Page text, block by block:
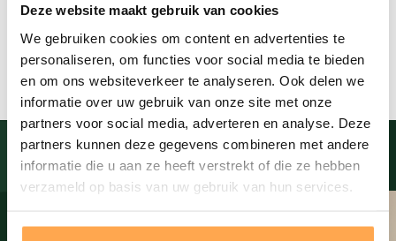
Deze website maakt gebruik van cookies
We gebruiken cookies om content en advertenties te
personaliseren, om functies voor social media te bieden
en om ons websiteverkeer te analyseren. Ook delen we
informatie over uw gebruik van onze site met onze
partners voor social media, adverteren en analyse. Deze
partners kunnen deze gegevens combineren met andere
informatie die u aan ze heeft verstrekt of die ze hebben
verzameld op basis van uw gebruik van hun services.
Bekijk alle geschenken
ENTHOUSIASTE KLANTEN